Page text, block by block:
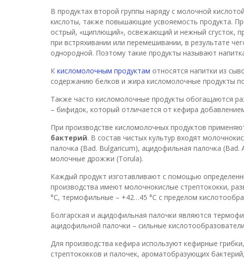
В продуктах второй группы наряду с молочной
кислоты, также повышающие усвояемость продукта.
острый, «щиплющий», освежающий и нежный сгусток,
при встряхивании или перемешивании, в результате
однородной. Поэтому такие продукты называют
К кисломолочным продуктам относятся напитки из
содержанию белков и жира кисломолочные продукты
Также часто кисломолочные продукты обогащаются
– бифидок, который отличается от кефира
При производстве кисломолочных продуктов
бактерий. В состав чистых культур входят
палочка {Bad. Bulgaricum), ацидофильная палочка
молочные дрожжи (Torula).
Каждый продукт изготавливают с помощью
производства имеют молочнокислые стрептококки,
°С, термофильные – +42…45 °С с пределом
Болгарская и ацидофильная палочки являются
ацидофильной палочки – сильные
Для производства кефира используют кефирные
стрептококков и палочек, ароматобразующих